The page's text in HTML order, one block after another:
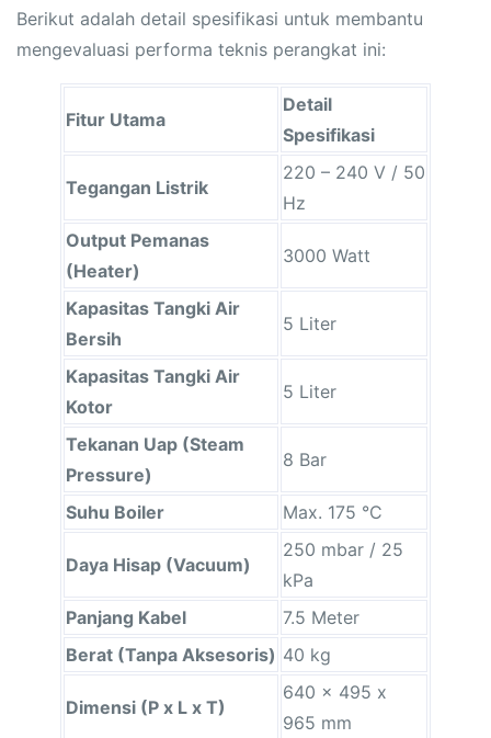
Berikut adalah detail spesifikasi untuk membantu
mengevaluasi performa teknis perangkat ini:
Fitur Utama
Detail
Spesifikasi
Tegangan Listrik
220 – 240 V / 50
Hz
Output Pemanas
(Heater)
3000 Watt
Kapasitas Tangki Air
Bersih
5 Liter
Kapasitas Tangki Air
Kotor
5 Liter
Tekanan Uap (Steam
Pressure)
8 Bar
Suhu Boiler Max. 175 °C
Daya Hisap (Vacuum)
250 mbar / 25
kPa
Panjang Kabel
7.5 Meter
Berat (Tanpa Aksesoris) 40 kg
Dimensi (P x L x T)
640 x 495 x
965 mm